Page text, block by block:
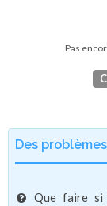
Pas
Des
Que faire si